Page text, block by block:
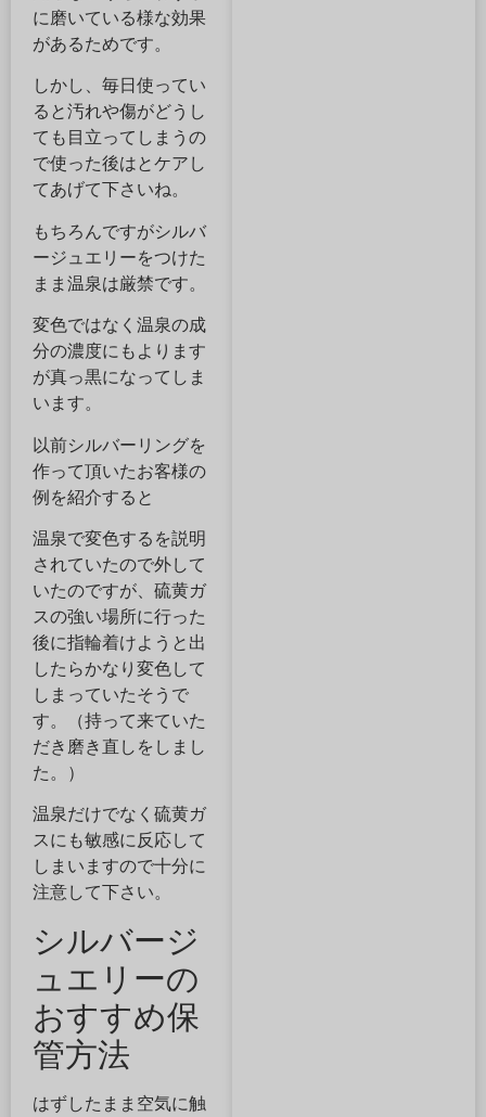
に磨いている様な効果
があるためです。
しかし、毎日使ってい
ると汚れや傷がどうし
ても目立ってしまうの
で使った後はとケアし
てあげて下さいね。
もちろんですがシルバ
ージュエリーをつけた
まま温泉は厳禁です。
変色ではなく温泉の成
分の濃度にもよります
が真っ黒になってしま
います。
以前シルバーリングを
作って頂いたお客様の
例を紹介すると
温泉で変色するを説明
されていたので外して
いたのですが、硫黄ガ
スの強い場所に行った
後に指輪着けようと出
したらかなり変色して
しまっていたそうで
す。（持って来ていた
だき磨き直しをしまし
た。）
温泉だけでなく硫黄ガ
スにも敏感に反応して
しまいますので十分に
注意して下さい。
シルバージ
ュエリーの
おすすめ保
管方法
はずしたまま空気に触